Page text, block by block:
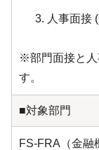
人事面接
※部門面接と人
す。
■対象部門
FS-FRA（金融